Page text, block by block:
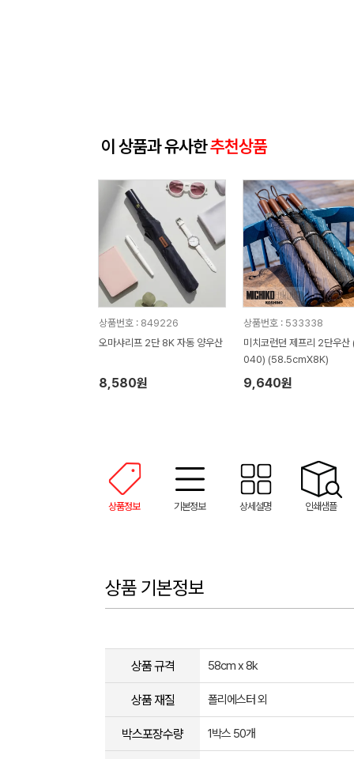
이 상품과 유사한추천상품
상품번호 : 849226
오마샤리프 2단 8K 자동 양우산
8,580원
상품번호 : 533338
미치코런던 제프리 2단우산
040) (58.5cmX8K)
9,640원
상품정보 기본정보 상세설명 인쇄샘플
상품 기본정보
상품 규격 58cm x 8k
상품 재질 폴리에스터 외
박스포장수량 1박스 50개